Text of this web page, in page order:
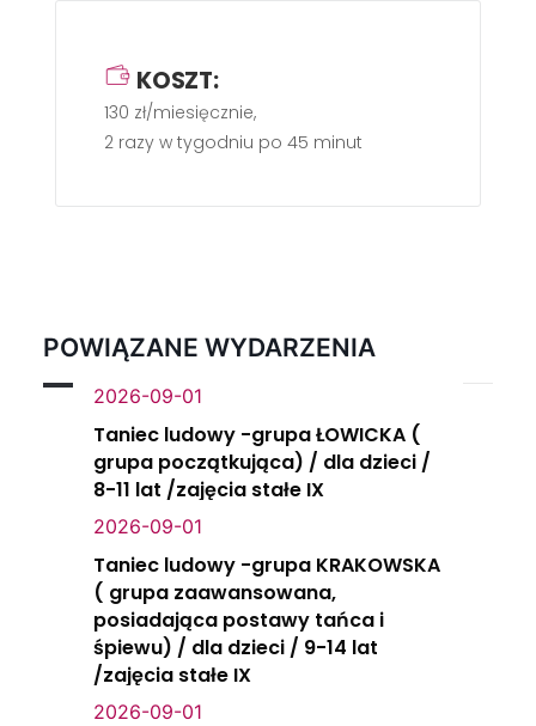
KOSZT:
130 zł/miesięcznie,
2 razy w tygodniu po 45 minut
POWIĄZANE WYDARZENIA
2026-09-01
Taniec ludowy -grupa ŁOWICKA (
grupa początkująca) / dla dzieci /
8-11 lat /zajęcia stałe IX
2026-09-01
Taniec ludowy -grupa KRAKOWSKA
( grupa zaawansowana,
posiadająca postawy tańca i
śpiewu) / dla dzieci / 9-14 lat
/zajęcia stałe IX
2026-09-01